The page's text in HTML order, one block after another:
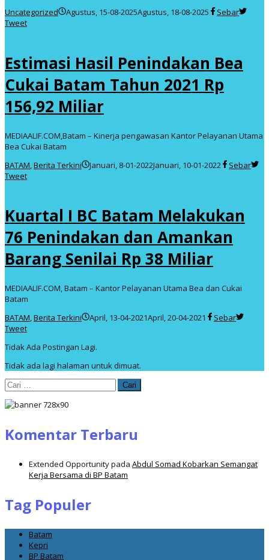
Uncategorized
Agustus, 15-08-2025Agustus, 18-08-2025 olehSebar
Tweet
Estimasi Hasil Penindakan Bea
Cukai Batam Tahun 2021 Rp
156,92 Miliar
MEDIAALIF.COM,Batam – Kinerja pengawasan Kantor Pelayanan Utama
Bea Cukai Batam
BATAM Berita Terkini Januari, 8-01-2022Januari, 10-01-2022 olehSebar
Tweet
Kuartal I BC Batam Melakukan
76 Penindakan dan Amankan
Barang Senilai Rp 38 Miliar
MEDIAALIF.COM, Batam – Kantor Pelayanan Utama Bea dan Cukai
Batam
BATAM,Berita Terkini April, 13-04-2021April, 20-04-2021 olehSebar
Tweet
Tidak Ada Postingan Lagi.
Tidak ada lagi halaman untuk dimuat.
Cari
untuk:
Komentar Terbaru
Extended Opportunitypada Abdul Somad Kobarkan Semangat
Kerja Bersama di BP Batam
Tag Populer
Batam
Kepri
BP Batam